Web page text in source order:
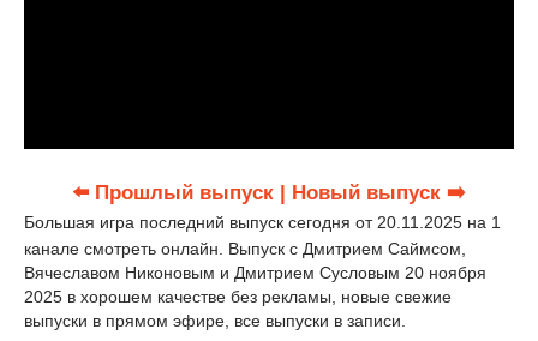
⬅️ Прошлый выпуск | Новый выпуск ➡️
Большая игра последний выпуск сегодня от 20.11.2025 на 1
канале смотреть онлайн. Выпуск с Дмитрием Саймсом,
Вячеславом Никоновым и Дмитрием Сусловым 20 ноября
2025 в хорошем качестве без рекламы, новые свежие
выпуски в прямом эфире, все выпуски в записи.